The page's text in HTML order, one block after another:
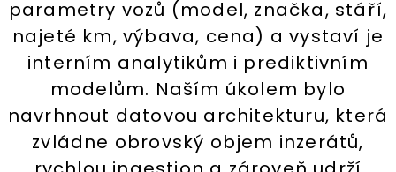
parametry vozů (model, značka, stáří,
najeté km, výbava, cena) a vystaví je
interním analytikům i prediktivním
modelům. Naším úkolem bylo
navrhnout datovou architekturu, která
zvládne obrovský objem inzerátů,